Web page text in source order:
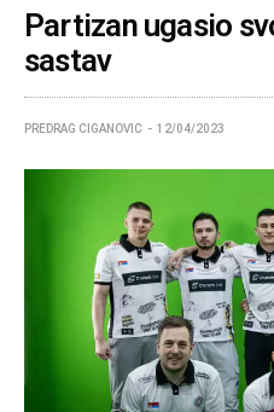
Partizan ugasio
sastav
PREDRAG CIGANOVIC 12/04/2023